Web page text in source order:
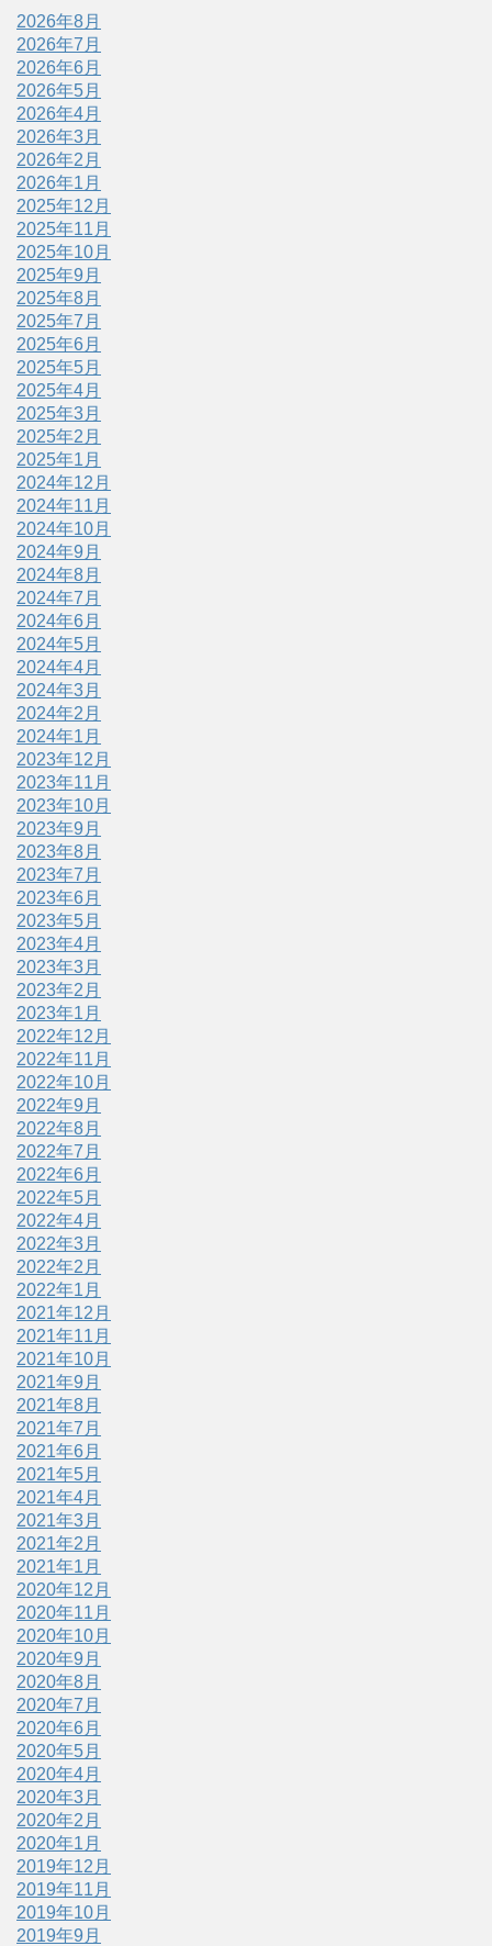
2026年8月
2026年7月
2026年6月
2026年5月
2026年4月
2026年3月
2026年2月
2026年1月
2025年12月
2025年11月
2025年10月
2025年9月
2025年8月
2025年7月
2025年6月
2025年5月
2025年4月
2025年3月
2025年2月
2025年1月
2024年12月
2024年11月
2024年10月
2024年9月
2024年8月
2024年7月
2024年6月
2024年5月
2024年4月
2024年3月
2024年2月
2024年1月
2023年12月
2023年11月
2023年10月
2023年9月
2023年8月
2023年7月
2023年6月
2023年5月
2023年4月
2023年3月
2023年2月
2023年1月
2022年12月
2022年11月
2022年10月
2022年9月
2022年8月
2022年7月
2022年6月
2022年5月
2022年4月
2022年3月
2022年2月
2022年1月
2021年12月
2021年11月
2021年10月
2021年9月
2021年8月
2021年7月
2021年6月
2021年5月
2021年4月
2021年3月
2021年2月
2021年1月
2020年12月
2020年11月
2020年10月
2020年9月
2020年8月
2020年7月
2020年6月
2020年5月
2020年4月
2020年3月
2020年2月
2020年1月
2019年12月
2019年11月
2019年10月
2019年9月